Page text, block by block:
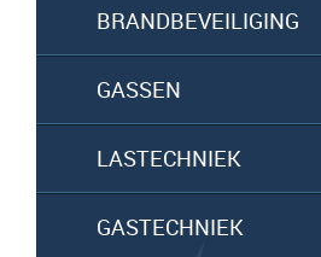
BRANDBEVEILIGING
GASSEN
LASTECHNIEK
GASTECHNIEK